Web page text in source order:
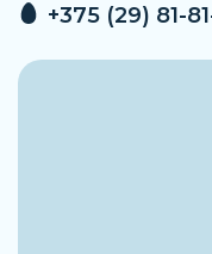
Материал
Нержавеющая
+375 (29) 81-